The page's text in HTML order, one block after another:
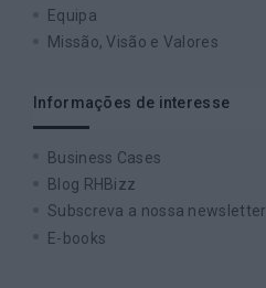
Equipa
Missão, Visão e Valores
Informações de interesse
Business Cases
Blog RHBizz
Subscreva a nossa newsletter
E-books